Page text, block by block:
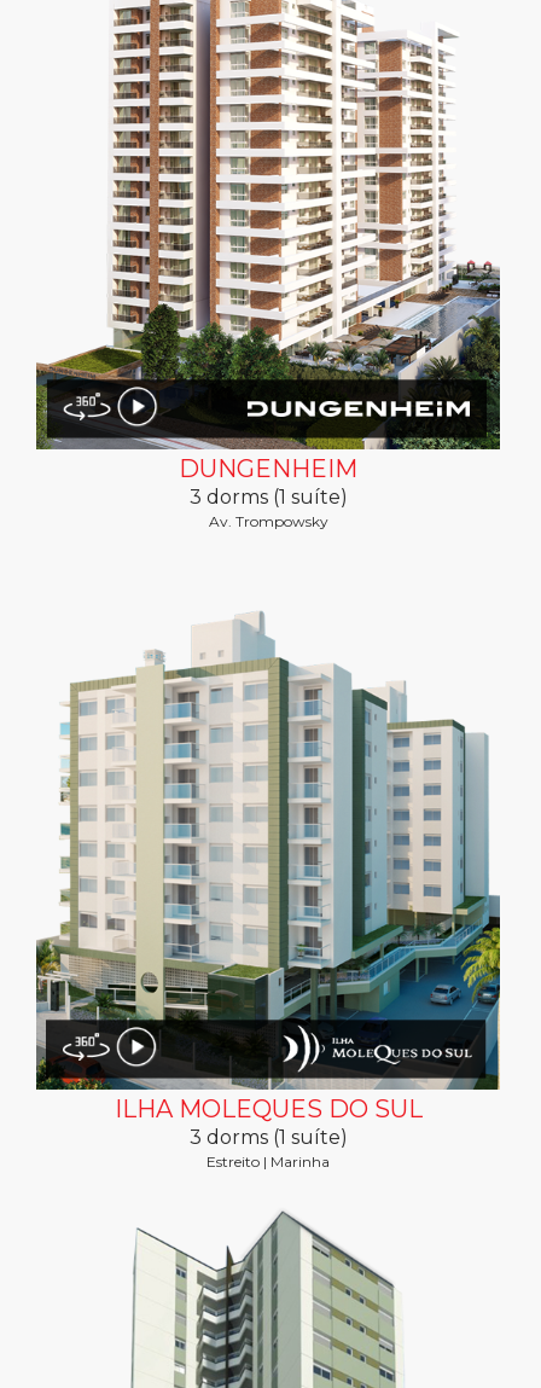
DUNGENHEIM
3 dorms (1 suíte)
Av. Trompowsky
ILHA MOLEQUES DO SUL
3 dorms (1 suíte)
Estreito | Marinha